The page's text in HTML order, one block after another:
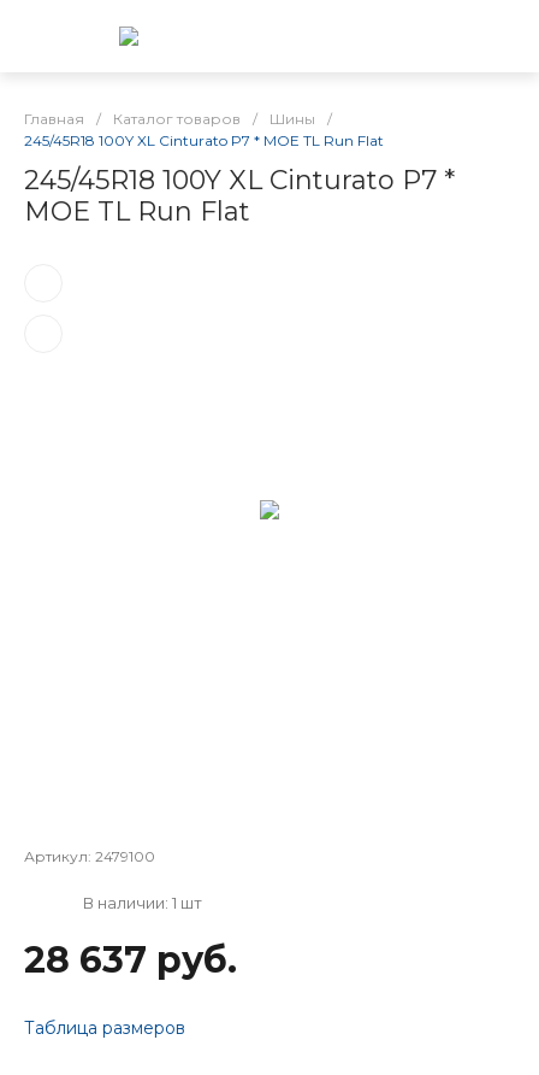
Главная / Каталог товаров / Шины
/
245/45R18 100Y XL Cinturato P7 * MOE TL Run Flat
245/45R18 100Y XL Cinturato P7 *
MOE TL Run Flat
Артикул: 2479100
В наличии: 1 шт
28 637 руб.
Таблица размеров